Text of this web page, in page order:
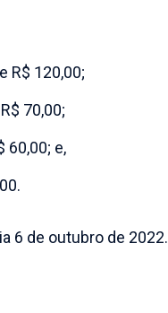
R$ 120,00;
70,00;
60,00; e,
6 de outubro de 2022.